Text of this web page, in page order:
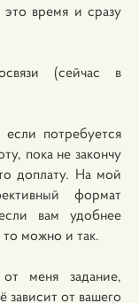
это время и сразу
(сейчас в
потребуется
пока не закончу
доплату. На мой
формат
вам удобнее
можно и так.
меня задание,
зависит от вашего